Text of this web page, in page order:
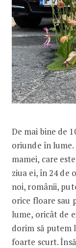
De mai bine de
oriunde în
mamei, care
ziua ei, în 24 de
noi, românii,
orice floare sau
lume, oricât de
dorim să
foarte scurt.